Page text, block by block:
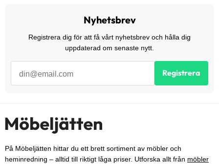
Nyhetsbrev
Registrera dig för att få vårt nyhetsbrev och hålla dig
uppdaterad om senaste nytt.
Registrera
På Möbeljätten hittar du ett brett sortiment av möbler och
heminredning – alltid till riktigt låga priser. Utforska allt från möbler